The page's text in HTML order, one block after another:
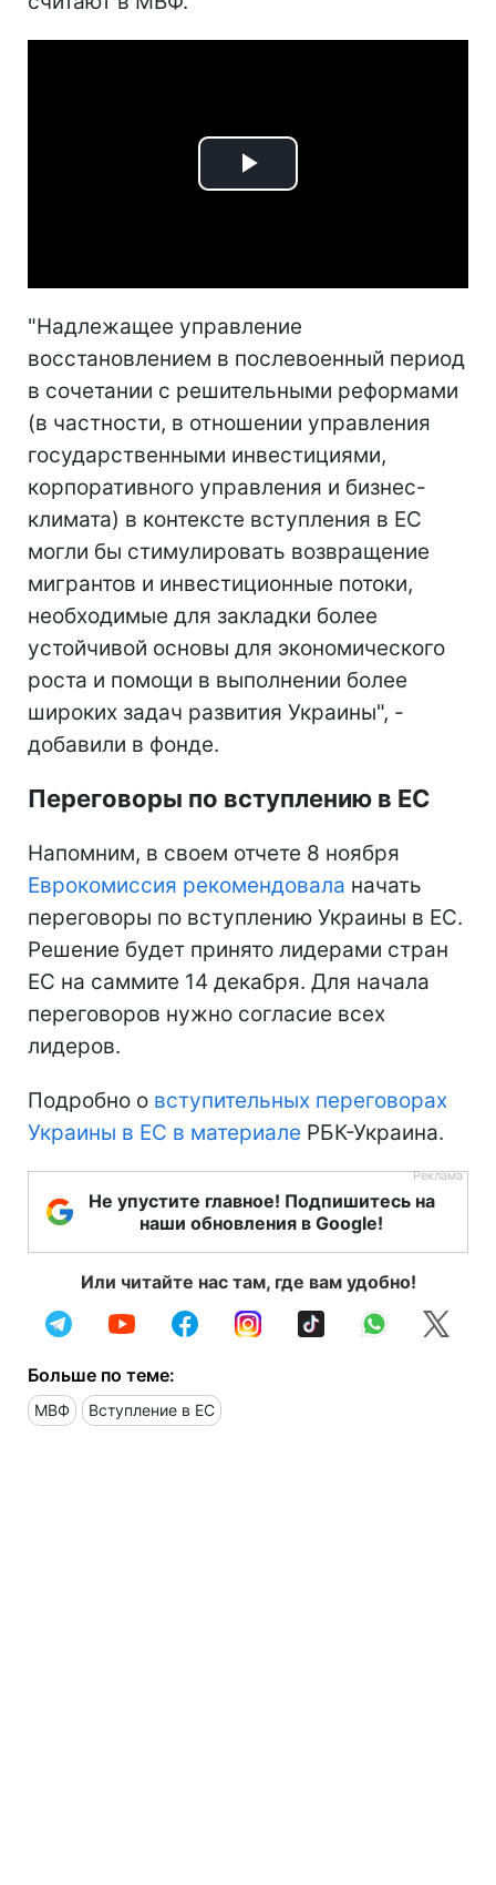
Play
"Надлежащее управление
восстановлением в послевоенный период
в сочетании с решительными реформами
(в частности, в отношении управления
государственными инвестициями,
корпоративного управления и бизнес-
климата) в контексте вступления в ЕС
могли бы стимулировать возвращение
мигрантов и инвестиционные потоки,
необходимые для закладки более
устойчивой основы для экономического
роста и помощи в выполнении более
широких задач развития Украины", -
добавили в фонде.
Переговоры по вступлению в ЕС
Напомним, в своем отчете 8 ноября
Еврокомиссия рекомендовала начать
переговоры по вступлению Украины в ЕС.
Решение будет принято лидерами стран
ЕС на саммите 14 декабря. Для начала
переговоров нужно согласие всех
лидеров.
Подробно о вступительных переговорах
Украины в ЕС в материале РБК-Украина.
Не упустите главное! Подпишитесь на
наши обновления в Google!
Или читайте нас там, где вам удобно!
Больше по теме:
МВФ Вступление в ЕС